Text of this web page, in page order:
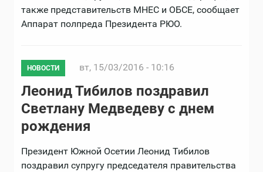
также представительств МНЕС и ОБСЕ, сообщает
Аппарат полпреда Президента РЮО.
НОВОСТИ вт, 15/03/2016 - 10:16
Леонид Тибилов поздравил
Светлану Медведеву с днем
рождения
Президент Южной Осетии Леонид Тибилов
поздравил супругу председателя правительства